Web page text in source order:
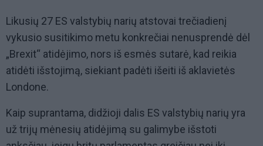
Likusių 27 ES valstybių narių atstovai trečiadienį
vykusio susitikimo metu konkrečiai nenusprendė dėl
„Brexit“ atidėjimo, nors iš esmės sutarė, kad reikia
atidėti išstojimą, siekiant padėti išeiti iš aklavietės
Londone.
Kaip suprantama, didžioji dalis ES valstybių narių yra
už trijų mėnesių atidėjimą su galimybe išstoti